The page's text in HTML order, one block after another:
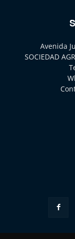
Avenida
SOCIEDAD